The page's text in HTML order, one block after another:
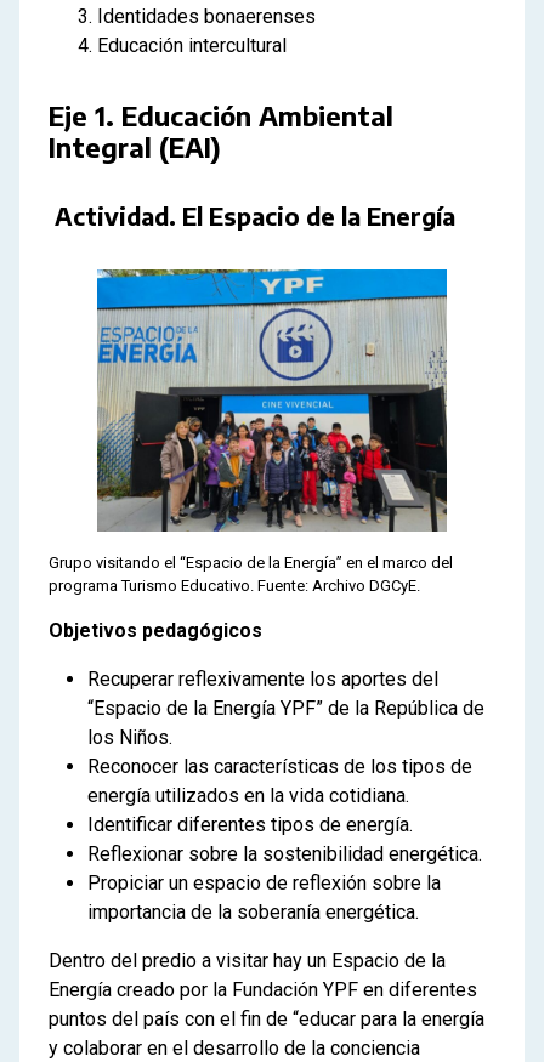
Identidades bonaerenses
Educación intercultural
Eje 1. Educación Ambiental
Integral (EAI)
Actividad. El Espacio de la Energía
Grupo visitando el “Espacio de la Energía” en el marco del
programa Turismo Educativo. Fuente: Archivo DGCyE.
Objetivos pedagógicos
Recuperar reflexivamente los aportes del
“Espacio de la Energía YPF” de la República de
los Niños.
Reconocer las características de los tipos de
energía utilizados en la vida cotidiana.
Identificar diferentes tipos de energía.
Reflexionar sobre la sostenibilidad energética.
Propiciar un espacio de reflexión sobre la
importancia de la soberanía energética.
Dentro del predio a visitar hay un Espacio de la
Energía creado por la Fundación YPF en diferentes
puntos del país con el fin de “educar para la energía
y colaborar en el desarrollo de la conciencia